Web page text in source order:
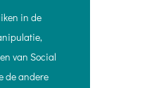
in de
van Social
de andere